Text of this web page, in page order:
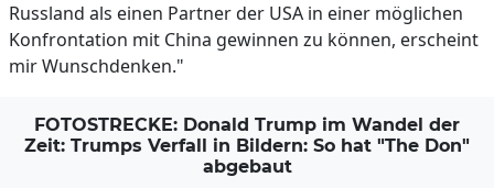
Russland als einen Partner der USA in einer möglichen
Konfrontation mit China gewinnen zu können, erscheint
mir Wunschdenken."
FOTOSTRECKE: Donald Trump im Wandel der
Zeit: Trumps Verfall in Bildern: So hat "The Don"
abgebaut